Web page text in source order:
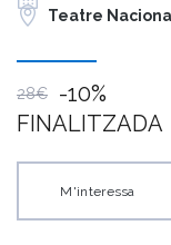
Teatre
28€
-10%
FINALITZADA
M'interessa